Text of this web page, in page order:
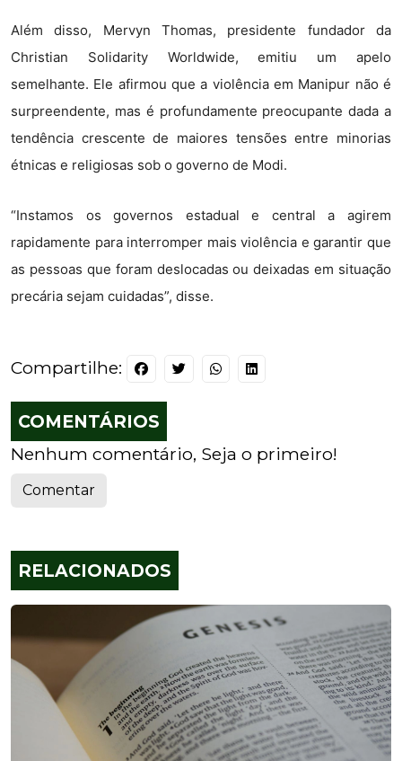
Além disso, Mervyn Thomas, presidente fundador da
Christian Solidarity Worldwide, emitiu um apelo
semelhante. Ele afirmou que a violência em Manipur não é
surpreendente, mas é profundamente preocupante dada a
tendência crescente de maiores tensões entre minorias
étnicas e religiosas sob o governo de Modi.
“Instamos os governos estadual e central a agirem
rapidamente para interromper mais violência e garantir que
as pessoas que foram deslocadas ou deixadas em situação
precária sejam cuidadas”, disse.
Compartilhe:
COMENTÁRIOS
Nenhum comentário, Seja o primeiro!
Comentar
RELACIONADOS